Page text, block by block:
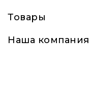
Товары
Наша компания